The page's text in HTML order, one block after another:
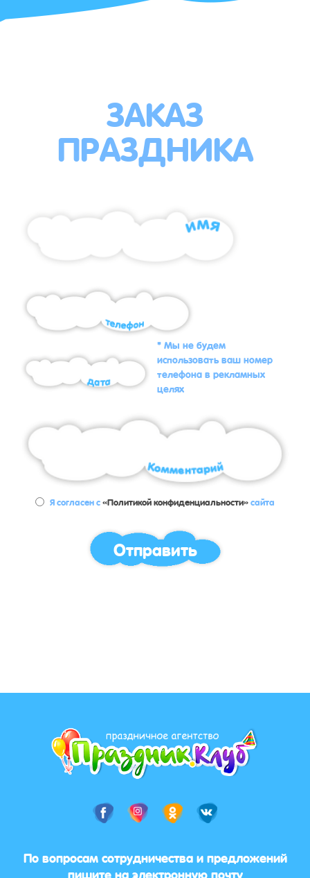
ЗАКАЗ
ПРАЗДНИКА
* Мы не будем
использовать ваш номер
телефона в рекламных
целях
Я согласен с«Политикой конфиденциальности»сайта
Отправить
По вопросам сотрудничества и предложений
пишите на электронную почту